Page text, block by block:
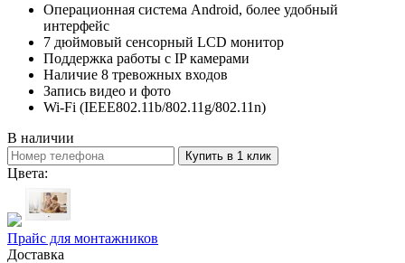
Операционная система Android, более удобный
интерфейс
7 дюймовый сенсорный LCD монитор
Поддержка работы с IP камерами
Наличие 8 тревожных входов
Запись видео и фото
Wi-Fi (IEEE802.11b/802.11g/802.11n)
В наличии
Купить в 1 клик
Цвета:
Прайс для монтажников
Доставка